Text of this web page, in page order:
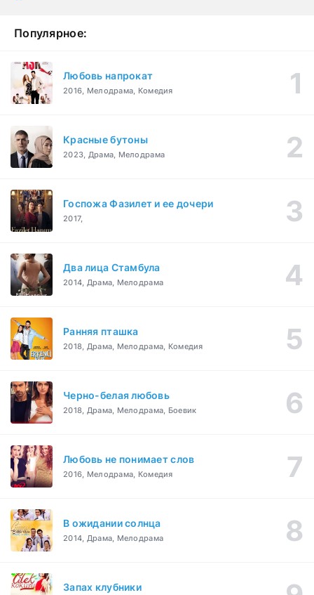
Популярное:
Любовь напрокат
2016, Мелодрама, Комедия
Красные бутоны
2023, Драма, Мелодрама
Госпожа Фазилет и ее дочери
2017,
Два лица Стамбула
2014, Драма, Мелодрама
Ранняя пташка
2018, Драма, Мелодрама, Комедия
Черно-белая любовь
2018, Драма, Мелодрама, Боевик
Любовь не понимает слов
2016, Мелодрама, Комедия
В ожидании солнца
2014, Драма, Мелодрама
Запах клубники